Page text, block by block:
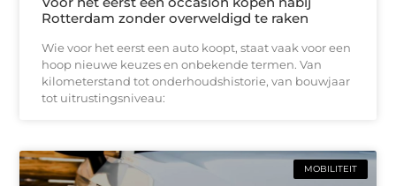
Rotterdam zonder overweldigd te raken
Wie voor het eerst een auto koopt, staat vaak voor een
hoop nieuwe keuzes en onbekende termen. Van
kilometerstand tot onderhoudshistorie, van bouwjaar
tot uitrustingsniveau:
MOBILITEIT